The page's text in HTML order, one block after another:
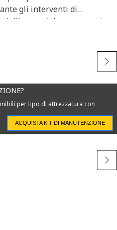
gli interventi di
dall'usura dei componenti.
per tipo di attrezzatura con
ACQUISTA KIT DI MANUTENZIONE